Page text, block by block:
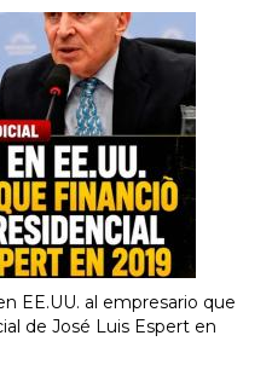
EE.UU. al empresario que
de José Luis Espert en